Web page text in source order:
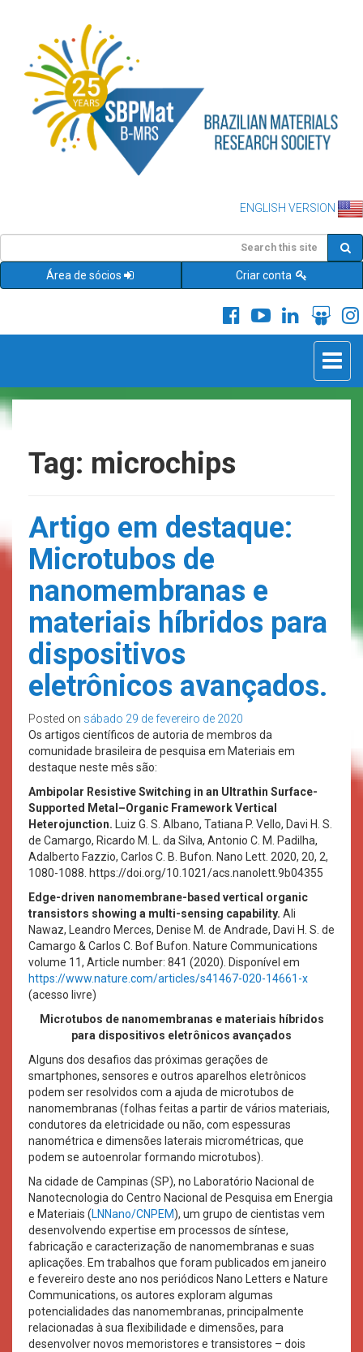
ENGLISH VERSION
Área de sócios Criar conta
Toggle
Tag: microchips
Artigo em destaque:
Microtubos de
nanomembranas e
materiais híbridos para
dispositivos
eletrônicos avançados.
Posted on sábado 29 de fevereiro de 2020
Os artigos científicos de autoria de membros da
comunidade brasileira de pesquisa em Materiais em
destaque neste mês são:
Ambipolar Resistive Switching in an Ultrathin Surface-
Supported Metal–Organic Framework Vertical
Heterojunction. Luiz G. S. Albano, Tatiana P. Vello, Davi H. S.
de Camargo, Ricardo M. L. da Silva, Antonio C. M. Padilha,
Adalberto Fazzio, Carlos C. B. Bufon. Nano Lett. 2020, 20, 2,
1080-1088. https://doi.org/10.1021/acs.nanolett.9b04355
Edge-driven nanomembrane-based vertical organic
transistors showing a multi-sensing capability. Ali
Nawaz, Leandro Merces, Denise M. de Andrade, Davi H. S. de
Camargo & Carlos C. Bof Bufon. Nature Communications
volume 11, Article number: 841 (2020). Disponível em
https://www.nature.com/articles/s41467-020-14661-x
(acesso livre)
Microtubos de nanomembranas e materiais híbridos
para dispositivos eletrônicos avançados
Alguns dos desafios das próximas gerações de
smartphones, sensores e outros aparelhos eletrônicos
podem ser resolvidos com a ajuda de microtubos de
nanomembranas (folhas feitas a partir de vários materiais,
condutores da eletricidade ou não, com espessuras
nanométrica e dimensões laterais micrométricas, que
podem se autoenrolar formando microtubos).
Na cidade de Campinas (SP), no Laboratório Nacional de
Nanotecnologia do Centro Nacional de Pesquisa em Energia
e Materiais (LNNano/CNPEM), um grupo de cientistas vem
desenvolvendo expertise em processos de síntese,
fabricação e caracterização de nanomembranas e suas
aplicações. Em trabalhos que foram publicados em janeiro
e fevereiro deste ano nos periódicos Nano Letters e Nature
Communications, os autores exploram algumas
potencialidades das nanomembranas, principalmente
relacionadas à sua flexibilidade e dimensões, para
desenvolver novos memoristores e transistores – dois